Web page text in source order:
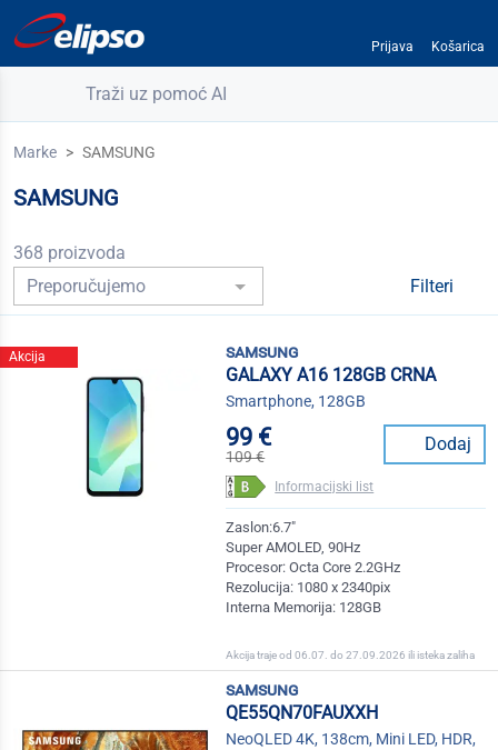
Prijava Košarica
Traži uz pomoć AI
Marke SAMSUNG
SAMSUNG
368 proizvoda
Filteri
Akcija
samsung
GALAXY A16 128GB CRNA
Smartphone, 128GB
99 €
109 €
Dodaj
Informacijski list
Zaslon:6.7"
Super AMOLED, 90Hz
Procesor: Octa Core 2.2GHz
Rezolucija: 1080 x 2340pix
Interna Memorija: 128GB
Akcija traje od 06.07. do 27.09.2026 ili isteka zaliha
samsung
QE55QN70FAUXXH
NeoQLED 4K, 138cm, Mini LED, HDR,